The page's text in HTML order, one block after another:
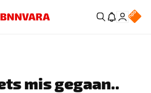
mis gegaan..